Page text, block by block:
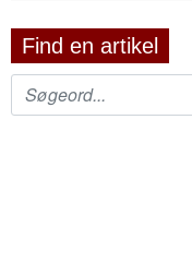
Find en artikel